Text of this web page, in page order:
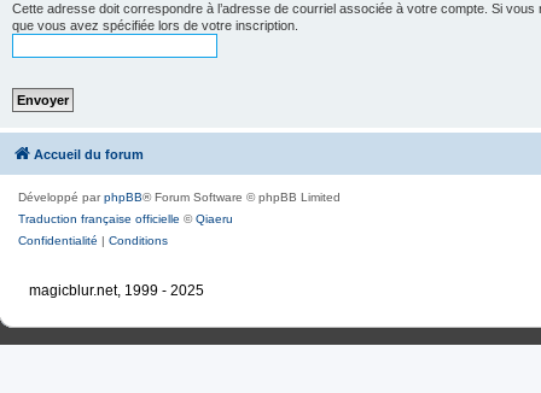
Cette adresse doit correspondre à l’adresse de courriel associée à votre compte. Si vous
que vous avez spécifiée lors de votre inscription.
Accueil du forum
Développé parphpBB® Forum Software © phpBB Limited
Traduction française officielle ©Qiaeru
Confidentialité | Conditions
magicblur.net, 1999 - 2025